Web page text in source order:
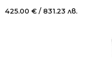
425.00 € / 831.23 лв.